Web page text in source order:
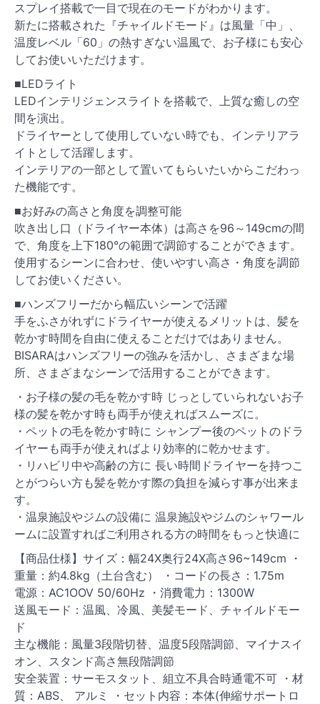
スプレイ搭載で一目で現在のモードがわかります。
新たに搭載された『チャイルドモード』は風量「中」、
温度レベル「60」の熱すぎない温風で、お子様にも安心
してお使いいただけます。
■LEDライト
LEDインテリジェンスライトを搭載で、上質な癒しの空
間を演出。
ドライヤーとして使用していない時でも、インテリアラ
イトとして活躍します。
インテリアの一部として置いてもらいたいからこだわっ
た機能です。
■お好みの高さと角度を調整可能
吹き出し口（ドライヤー本体）は高さを96～149cmの間
で、角度を上下180°の範囲で調節することができます。
使用するシーンに合わせ、使いやすい高さ・角度を調節
してお使いください。
■ハンズフリーだから幅広いシーンで活躍
手をふさがれずにドライヤーが使えるメリットは、髪を
乾かす時間を自由に使えることだけではありません。
BISARAはハンズフリーの強みを活かし、さまざまな場
所、さまざまなシーンで活用することができます。
・お子様の髪の毛を乾かす時 じっとしていられないお子
様の髪を乾かす時も両手が使えればスムーズに。
・ペットの毛を乾かす時に シャンプー後のペットのドラ
イヤーも両手が使えればより効率的に乾かせます。
・リハビリ中や高齢の方に 長い時間ドライヤーを持つこ
とがつらい方も髪を乾かす際の負担を減らす事が出来ま
す。
・温泉施設やジムの設備に 温泉施設やジムのシャワール
ームに設置すればご利用される方の時間をもっと快適に
【商品仕様】サイズ：幅24X奥行24X高さ96~149cm ・
重量：約4.8kg（土台含む） ・コードの長さ：1.75m
電源：AC1OOV 50/60Hz ・消費電力：1300W
送風モード：温風、冷風、美髪モード、チャイルドモー
ド
主な機能：風量3段階切替、温度5段階調節、マイナスイ
オン、スタンド高さ無段階調節
安全装置：サーモスタット、組立不具合時通電不可 ・材
質：ABS、 アルミ ・セット内容：本体(伸縮サポートロ